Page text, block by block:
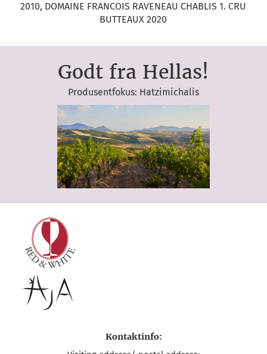
2010, DOMAINE FRANCOIS RAVENEAU CHABLIS 1. CRU
BUTTEAUX 2020
Godt fra Hellas!
Produsentfokus: Hatzimichalis
Kontaktinfo: